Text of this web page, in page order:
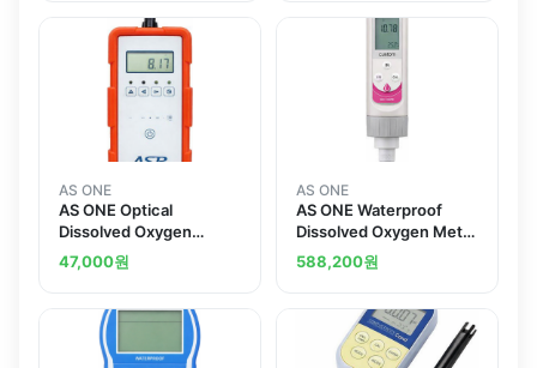
AS ONE
AS ONE Optical
Dissolved Oxygen
Concentration Meter 광
학식 용존산소 농도계
47,000원
AS ONE
AS ONE Waterproof
Dissolved Oxygen Meter
용존산소계
588,200원